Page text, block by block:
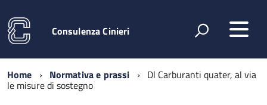
Consulenza Cinieri
Home Normativa e prassi Dl Carburanti quater, al via
le misure di sostegno